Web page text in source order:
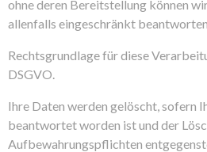
ohne deren Bereitstellung können
allenfalls eingeschränkt
Rechtsgrundlage für diese
DSGVO.
Ihre Daten werden gelöscht, sofern
beantwortet worden ist und der
Aufbewahrungspflichten